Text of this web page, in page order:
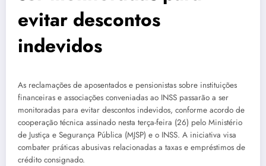
evitar descontos
indevidos
As reclamações de aposentados e pensionistas sobre instituições
financeiras e associações conveniadas ao INSS passarão a ser
monitoradas para evitar descontos indevidos, conforme acordo de
cooperação técnica assinado nesta terça-feira (26) pelo Ministério
de Justiça e Segurança Pública (MJSP) e o INSS. A iniciativa visa
combater práticas abusivas relacionadas a taxas e empréstimos de
crédito consignado.